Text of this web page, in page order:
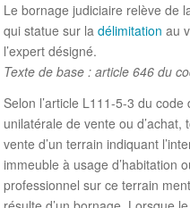
Le bornage judiciaire relève de
qui statue sur la délimitation au
l’expert désigné.
Texte de base : article 646 du
Selon l’article L111-5-3 du
unilatérale de vente ou
vente d’un terrain indiquant
immeuble à usage d’habitation
professionnel sur ce terrain